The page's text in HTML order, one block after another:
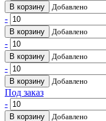
В корзину Добавлено
-
В корзину Добавлено
-
В корзину Добавлено
-
В корзину Добавлено
Под заказ
-
В корзину Добавлено